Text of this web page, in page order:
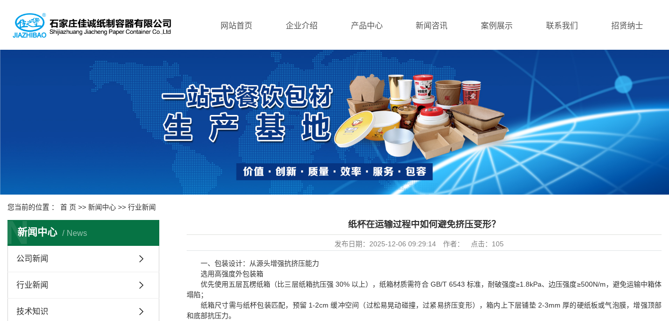
网站首页 企业介绍 产品中心 新闻咨讯 案例展示 联系我们 招贤纳士
您当前的位置 ： 首 页 >> 新闻中心 >> 行业新闻
新闻中心 News
N
公司新闻
行业新闻
技术知识
纸杯在运输过程中如何避免挤压变形？​
发布日期： 2025-12-06 09:29:14 作者： 点击： 105
一、包装设计：从源头增强抗挤压能力
选用高强度外包装箱
优先使用五层瓦楞纸箱（比三层纸箱抗压强 30% 以上），纸箱材质需符合 GB/T 6543 标准，耐破强度≥1.8kPa、边压强度≥500N/m，避免运输中箱体
塌陷；
纸箱尺寸需与纸杯包装匹配，预留 1-2cm 缓冲空间（过松易晃动碰撞，过紧易挤压变形），箱内上下层铺垫 2-3mm 厚的硬纸板或气泡膜，增强顶部
和底部抗压力。